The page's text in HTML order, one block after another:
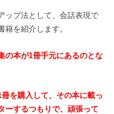
ップ法として、会話表現で
籍を紹介します。
の本が1冊手元にあるのとな
を購入して、その本に載っ
ーするつもりで、頑張って